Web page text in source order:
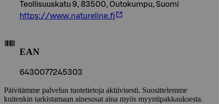
Teollisuuskatu 9, 83500, Outokumpu, Suomi
https://www.natureline.fi
EAN
6430077245303
Päivitämme palvelun tuotetietoja aktiivisesti. Suosittelemme
kuitenkin tarkistamaan ainesosat aina myös myyntipakkauksesta.